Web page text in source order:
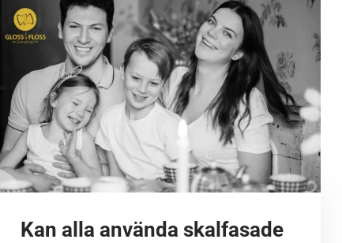
Kan alla använda skalfasade